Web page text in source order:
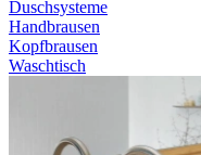
Duschsysteme
Handbrausen
Kopfbrausen
Waschtisch